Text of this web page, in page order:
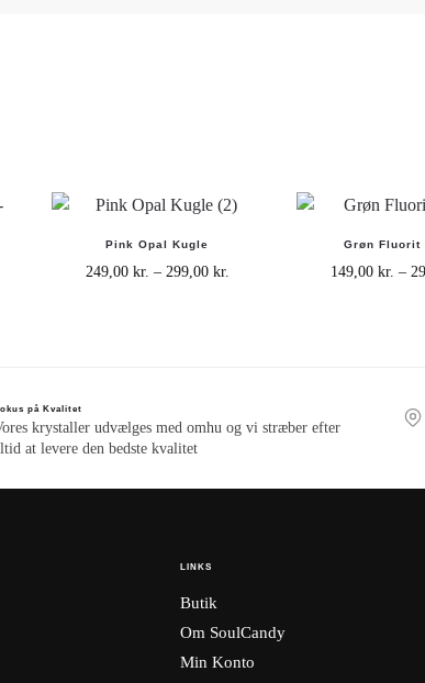
Pink Opal Kugle
249,00 kr. – 299,00 kr.
Grøn Fluorit
149,00 kr. –
på Kvalitet
krystaller udvælges med omhu og vi stræber efter
at levere den bedste kvalitet
LINKS
Butik
Om SoulCandy
Min Konto